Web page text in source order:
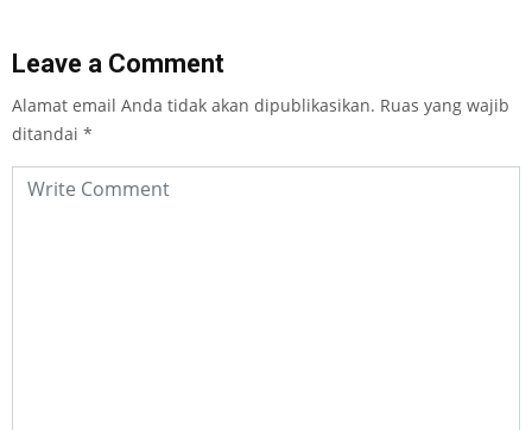
Leave a Comment
Alamat email Anda tidak akan dipublikasikan. Ruas yang wajib
ditandai *